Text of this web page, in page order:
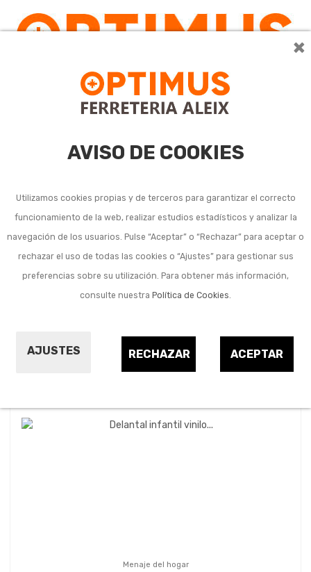
×
AVISO DE COOKIES
Utilizamos cookies propias y de terceros para garantizar el correcto
funcionamiento de la web, realizar estudios estadísticos y analizar la
navegación de los usuarios. Pulse “Aceptar” o “Rechazar” para aceptar o
rechazar el uso de todas las cookies o “Ajustes” para gestionar sus
preferencias sobre su utilización. Para obtener más información,
consulte nuestra Política de Cookies.
AJUSTES ACEPTAR
RECHAZAR
Paños de cocina,
delantales y otros de
cocina
Ordenar por: 13
Menaje del hogar